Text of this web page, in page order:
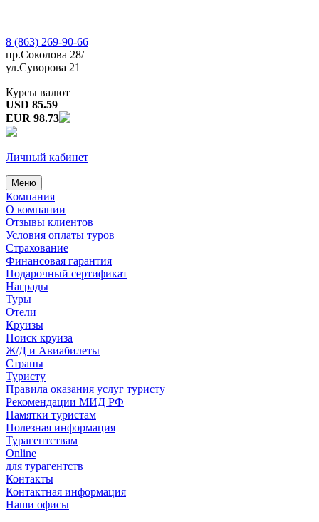
8 (863) 269-90-66
пр.Соколова 28/
ул.Суворова 21
Курсы валют
USD 85.59
EUR 98.73
Личный кабинет
Меню
Компания
О компании
Отзывы клиентов
Условия оплаты туров
Страхование
Финансовая гарантия
Подарочный сертификат
Награды
Туры
Отели
Круизы
Поиск круиза
Ж/Д и Авиабилеты
Страны
Туристу
Правила оказания услуг туристу
Рекомендации МИД РФ
Памятки туристам
Полезная информация
Турагентствам
Online
для турагентств
Контакты
Контактная информация
Наши офисы